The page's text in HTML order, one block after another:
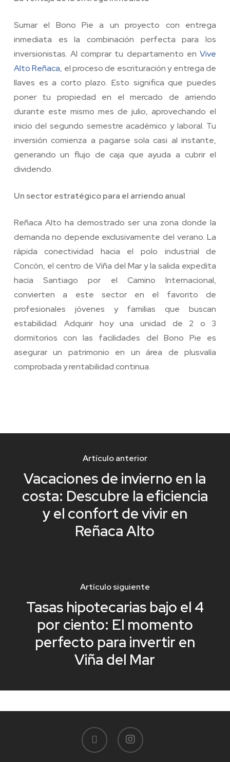
Sumar el Bono Pie a un proyecto con entrega
inmediata es la combinación perfecta para los
inversionistas. Al comprar tu departamento enVive
Alto Reñaca, el proceso de escrituración y entrega de
llaves es a corto plazo. Esto significa que puedes
poner tu propiedad en el mercado de arriendo
durante este mismo mes de julio, aprovechando el
inicio del segundo semestre académico y laboral. Tu
inversión comienza a pagarse sola casi al instante,
generando un flujo de caja que ayuda a cubrir el
dividendo.
Un sector estratégico para el arriendo anual
Reñaca Alto ha demostrado ser una zona donde la
demanda no depende exclusivamente del verano. La
rápida conectividad hacia el polo industrial de
Concón, el centro de Viña del Mar y la salida expedita
hacia Santiago por el Camino Internacional,
convierten a este sector en el favorito de
profesionales jóvenes y familias que buscan
estabilidad. Adquirir hoy una unidad de 2 o 3
dormitorios con las facilidades del Bono Pie es
asegurar un patrimonio en un área de plusvalía
comprobada y rentabilidad continua.
Artículo anterior
Vacaciones de invierno en la
costa: Descubre la eficiencia
y el confort de vivir en
Reñaca Alto
Artículo siguiente
Tasas hipotecarias bajo el 4
por ciento: El momento
perfecto para invertir en
Viña del Mar
facebook instagram